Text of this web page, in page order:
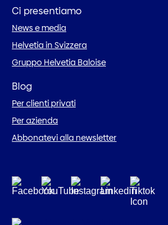
Ci presentiamo
News e media
Helvetia in Svizzera
Gruppo Helvetia Baloise
Blog
Per clienti privati
Per azienda
Abbonatevi alla newsletter